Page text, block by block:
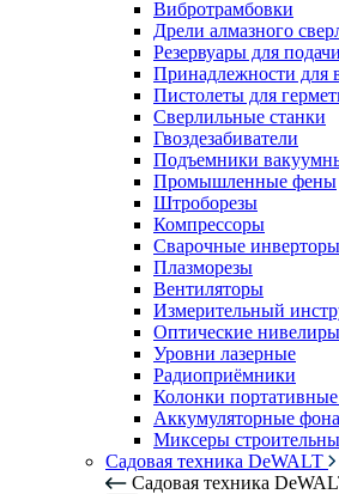
Вибротрамбовки
Дрели алмазного
Резервуары для
Принадлежности для
Пистолеты для
Сверлильные станки
Гвоздезабиватели
Подъемники
Промышленные фены
Штроборезы
Компрессоры
Сварочные инверторы
Плазморезы
Вентиляторы
Измерительный
Оптические нивелиры
Уровни лазерные
Радиоприёмники
Колонки
Аккумуляторные
Миксеры
Садовая техника DeWALT
Садовая техника